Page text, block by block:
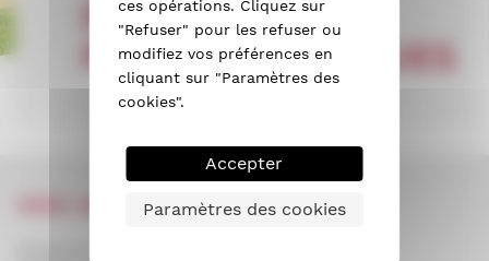
PANNEAUX
PHOTOVOLTAÏQUES
SIÈGE MADISOLATION
ces opérations. Cliquez sur
"Refuser" pour les refuser ou
modifiez vos préférences en
cliquant sur "Paramètres des
cookies".
Accepter
Paramètres des cookies